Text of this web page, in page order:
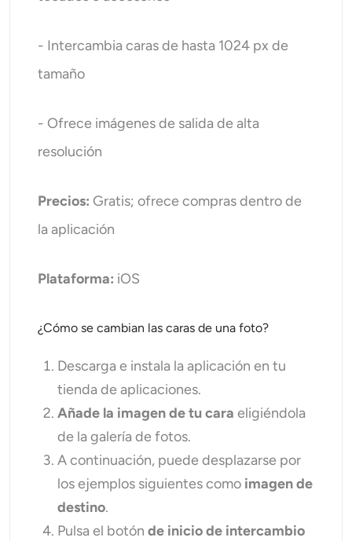
- Intercambia caras de hasta 1024 px de
tamaño
- Ofrece imágenes de salida de alta
resolución
Precios: Gratis; ofrece compras dentro de
la aplicación
Plataforma: iOS
¿Cómo se cambian las caras de una foto?
Descarga e instala la aplicación en tu
tienda de aplicaciones.
Añade la imagen de tu cara eligiéndola
de la galería de fotos.
A continuación, puede desplazarse por
los ejemplos siguientes como imagen de
destino.
Pulsa el botónde inicio de intercambio